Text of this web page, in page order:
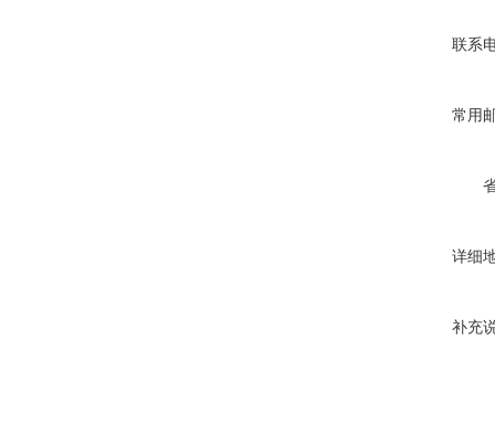
联系
常用
详细
补充